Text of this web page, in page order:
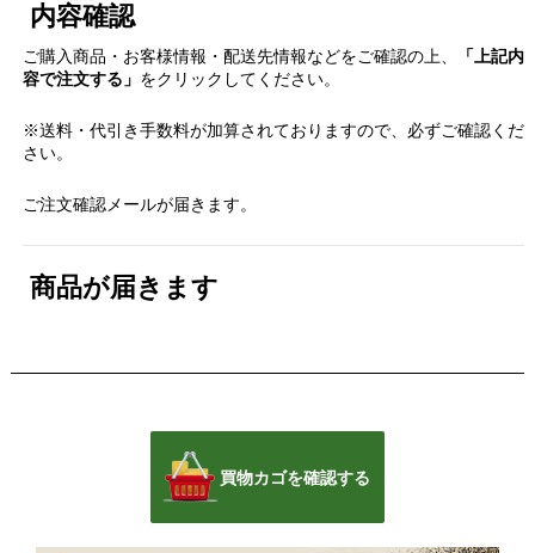
内容確認
ご購入商品・お客様情報・配送先情報などをご確認の上、
「上記内
容で注文する」 をクリックしてください。
※送料・代引き手数料が加算されておりますので、必ずご確認くだ
さい。
ご注文確認メールが届きます。
商品が届きます
買物カゴを確認する